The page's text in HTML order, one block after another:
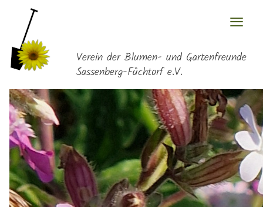
Verein der Blumen- und Gartenfreunde
Sassenberg-Füchtorf e.V.
≡